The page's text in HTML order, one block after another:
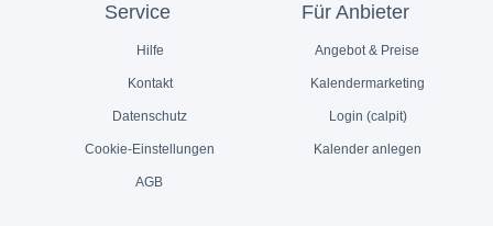
Service
Hilfe
Kontakt
Datenschutz
Cookie-Einstellungen
AGB
Für Anbieter
Angebot & Preise
Kalendermarketing
Login (calpit)
Kalender anlegen